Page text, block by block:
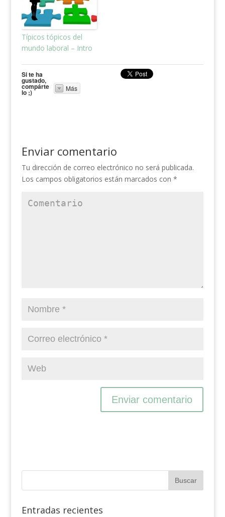
Típicos tópicos del
mundo laboral – Intro
Si te ha
gustado,
compárte
lo ;) Más
Enviar comentario
Tu dirección de correo electrónico no será publicada.
Los campos obligatorios están marcados con *
Entradas recientes